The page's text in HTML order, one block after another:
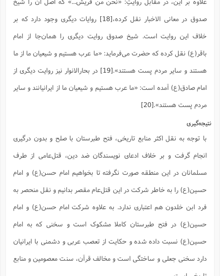
صدوق در معانی الاخبار نقل کرده،[18]
روایات دیگری وجود دارد که بر
خلاف این روایت است. شیخ صدوق روایت دیگری را همان‌جا از امام
باقر(ع) نقل کرده که حضرت می‌فرماید: «ما عرب هستیم و شیعیان ما از ما
هستند و سایر مردم پست هستند».[19]
در بحارالانوار نیز روایت دیگری از
امام صادق(ع) آمده است: «ما عرب هستیم و شیعیان ما از ایرانیانند و سایر
مردم پست هستند».[20]
نتیجه‌گیری
با توجه به نقل اکثر منابع تاریخی، فتح طبرستان با صلح و بدون درگیری
انجام گرفت و بر خلاف ادعای نویسندگان ضد دین، قتل‌عامی از طرف
مسلمانان در این منطقه صورت نگرفته تا بخواهیم امام حسن(ع) و امام
حسین(ع) را به خاطر شرکت در این قتل‌عام مقصر بدانیم و نقل منحصر به
فرد ابن خلدون هم اعتباری ندارد. به علاوه شرکت امام حسن(ع) و امام
حسین(ع) در فتح طبرستان کاملا مشکوک است و سخنی که به امام
حسین(ع) نسبت داده شده و حکایت از تعصب عربی و دشمنی با ایرانیان
دارد سخنی جعلی و ساختگی است و مخالف قرآن، سنت معصومین و منابع